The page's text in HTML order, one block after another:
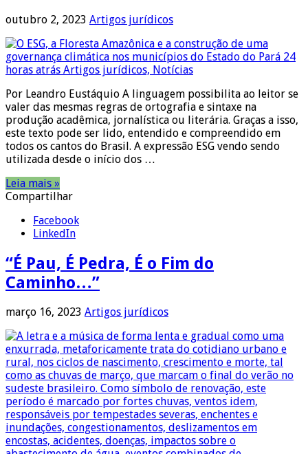
outubro 2, 2023 Artigos jurídicos
Por Leandro Eustáquio A linguagem possibilita ao leitor se
valer das mesmas regras de ortografia e sintaxe na
produção acadêmica, jornalística ou literária. Graças a isso,
este texto pode ser lido, entendido e compreendido em
todos os cantos do Brasil. A expressão ESG vendo sendo
utilizada desde o início dos …
Leia mais »
Compartilhar
Facebook
LinkedIn
“É Pau, É Pedra, É o Fim do
Caminho…”
março 16, 2023 Artigos jurídicos